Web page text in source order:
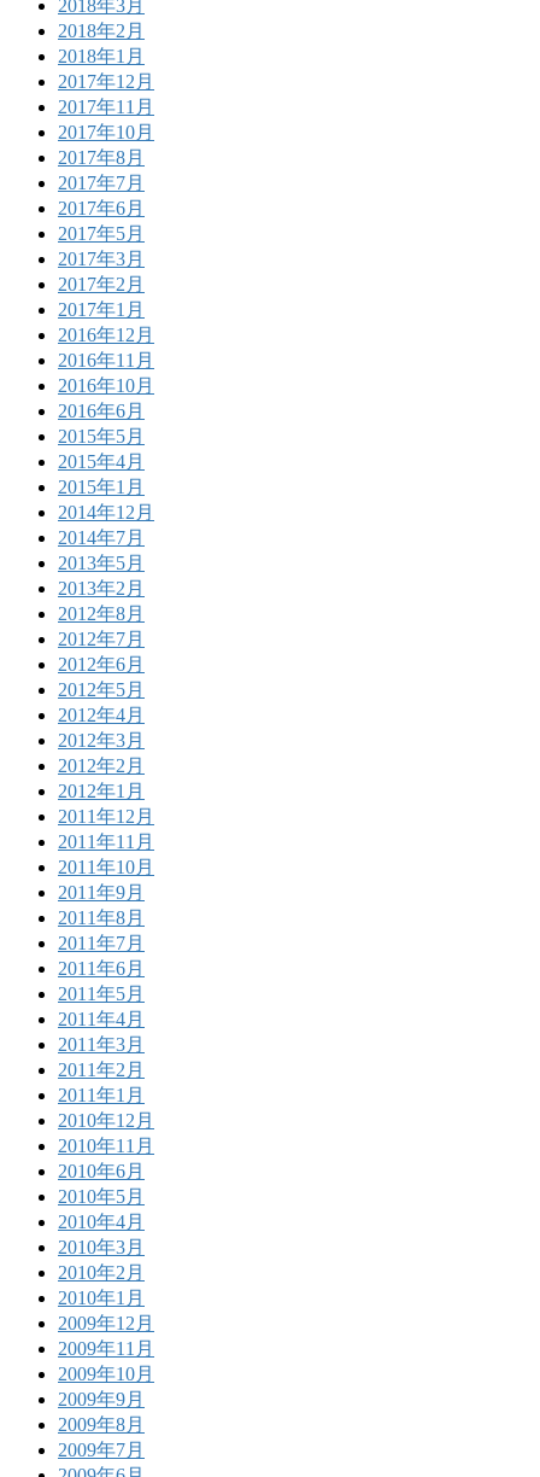
2018年3月
2018年2月
2018年1月
2017年12月
2017年11月
2017年10月
2017年8月
2017年7月
2017年6月
2017年5月
2017年3月
2017年2月
2017年1月
2016年12月
2016年11月
2016年10月
2016年6月
2015年5月
2015年4月
2015年1月
2014年12月
2014年7月
2013年5月
2013年2月
2012年8月
2012年7月
2012年6月
2012年5月
2012年4月
2012年3月
2012年2月
2012年1月
2011年12月
2011年11月
2011年10月
2011年9月
2011年8月
2011年7月
2011年6月
2011年5月
2011年4月
2011年3月
2011年2月
2011年1月
2010年12月
2010年11月
2010年6月
2010年5月
2010年4月
2010年3月
2010年2月
2010年1月
2009年12月
2009年11月
2009年10月
2009年9月
2009年8月
2009年7月